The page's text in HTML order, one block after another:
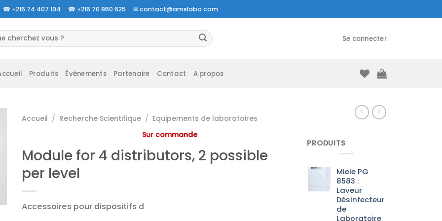
☎ +216 74 407 194 ☎ +216 70 860 625 ✉contact@amslabo.com
Se connecter
Produits Événements Partenaire Contact A propos
Accueil / Recherche Scientifique / Equipements de laboratoires
Sur commande
Module for 4 distributors, 2 possible
per level
Accessoires pour dispositifs d
PRODUITS
Miele PG
8583 :
Laveur
Désinfecteur
de
Laboratoire